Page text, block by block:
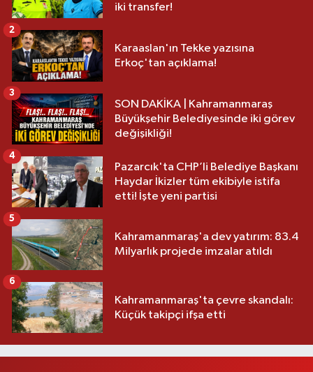
iki transfer!
Karaaslan'ın Tekke yazısına
Erkoç'tan açıklama!
2
SON DAKİKA | Kahramanmaraş
Büyükşehir Belediyesinde iki görev
değişikliği!
3
Pazarcık'ta CHP’li Belediye Başkanı
Haydar İkizler tüm ekibiyle istifa
etti! İşte yeni partisi
4
Kahramanmaraş'a dev yatırım: 83.4
Milyarlık projede imzalar atıldı
5
Kahramanmaraş'ta çevre skandalı:
Küçük takipçi ifşa etti
6